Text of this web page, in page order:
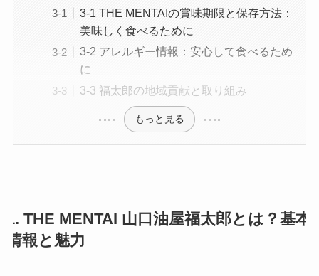
3-1 THE MENTAIの賞味期限と保存方法：
美味しく食べるために
3-2 アレルギー情報：安心して食べるため
に
3-3 福太郎の地域貢献と取り組み
もっと見る
1. THE MENTAI 山口油屋福太郎とは？基本
情報と魅力